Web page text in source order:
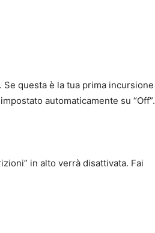
questa è la tua prima incursione
automaticamente su “Off”.
in alto verrà disattivata. Fai